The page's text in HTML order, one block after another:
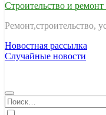
Строительство и
Ремонт,строительство,
Новостная рассылка
Случайные новости
Найти: